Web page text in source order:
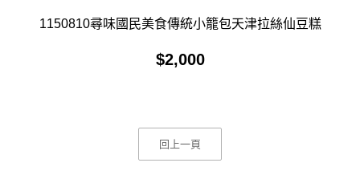
1150810尋味國民美食傳統小籠包天津拉絲仙豆糕
$2,000
回上一頁